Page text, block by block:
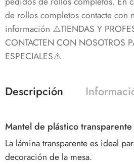
de rollos completos contacte con
información ⚠️TIENDAS Y
CONTACTEN CON NOSOTROS
ESPECIALES⚠️
Descripción
Mantel de plástico
La lámina transparente es ideal
decoración de la mesa.